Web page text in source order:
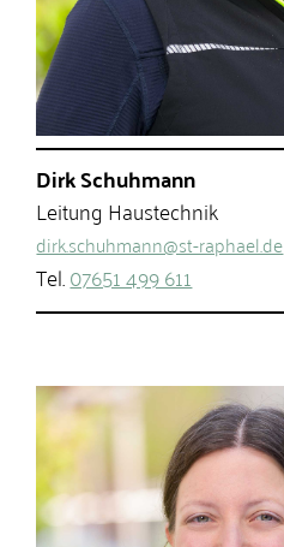
Dirk Schuhmann
Leitung Haustechnik
dirk.schuhmann@st-raphael.de
Tel.07651 499 611